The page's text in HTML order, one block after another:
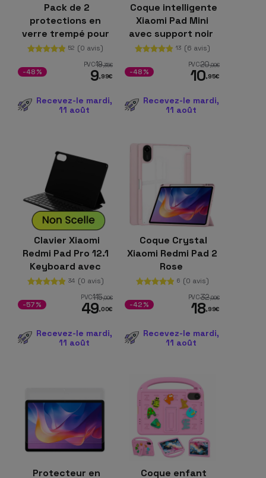
Pack de 2
protections en
verre trempé pour
Xiaomi Redmi Pad 2
52 (0 avis)
PVC19,35€
9,99€
-48%
Recevez-le mardi,
11 août
Coque intelligente
Xiaomi Pad Mini
avec support noir
13 (6 avis)
PVC20,99€
10,95€
-48%
Recevez-le mardi,
11 août
Clavier Xiaomi
Redmi Pad Pro 12.1
Keyboard avec
Coque Intelligent
34 (0 avis)
PVC115,00€
49,00€
-57%
Recevez-le mardi,
11 août
Coque Crystal
Xiaomi Redmi Pad 2
Rose
6 (0 avis)
PVC32,99€
18,99€
-42%
Recevez-le mardi,
11 août
Protecteur en Coque enfant